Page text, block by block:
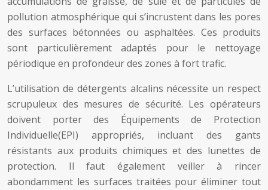
pollution atmosphérique qui s’incrustent dans les pores
des surfaces bétonnées ou asphaltées. Ces produits
sont particulièrement adaptés pour le nettoyage
périodique en profondeur des zones à fort trafic.
L’utilisation de détergents alcalins nécessite un respect
scrupuleux des mesures de sécurité. Les opérateurs
doivent porter des Équipements de Protection
Individuelle(EPI) appropriés, incluant des gants
résistants aux produits chimiques et des lunettes de
protection. Il faut également veiller à rincer
abondamment les surfaces traitées pour éliminer tout